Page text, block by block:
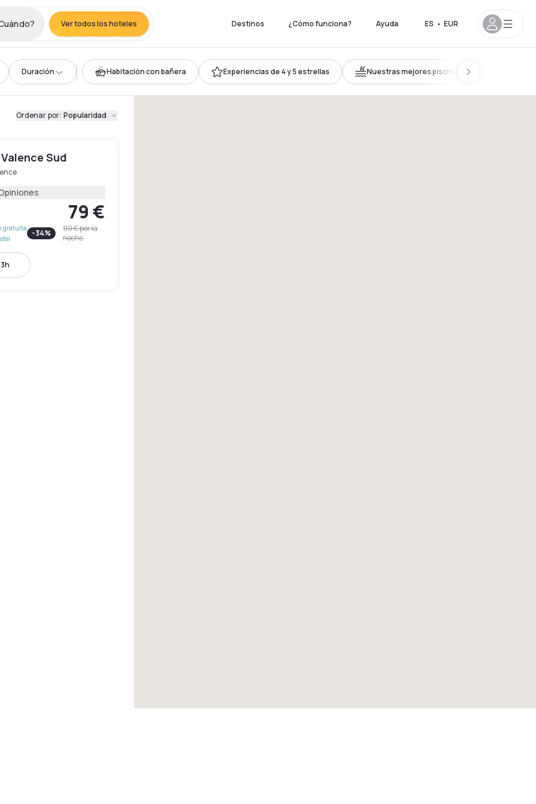
Ver todos los hoteles Destinos ¿Cómo funciona? Ayuda ES • EUR
Duración Habitación con bañera Experiencias de 4 y 5 estrellas Nuestras mejores piscinas
Ordenar por: Popularidad
Sud
gratuita
79 €
-34% 119 €por la
noche